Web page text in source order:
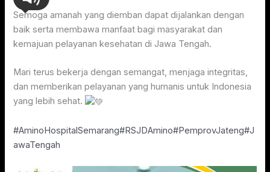
Semoga amanah yang diemban dapat dijalankan dengan
baik serta membawa manfaat bagi masyarakat dan
kemajuan pelayanan kesehatan di Jawa Tengah.
Mari terus bekerja dengan semangat, menjaga integritas,
dan memberikan pelayanan yang humanis untuk Indonesia
yang lebih sehat.
#AminoHospitalSemarang#RSJDAmino#PemprovJateng#J
awaTengah